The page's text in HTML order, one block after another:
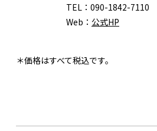
TEL： 090-1842-7110
Web： 公式HP
＊価格はすべて税込です。